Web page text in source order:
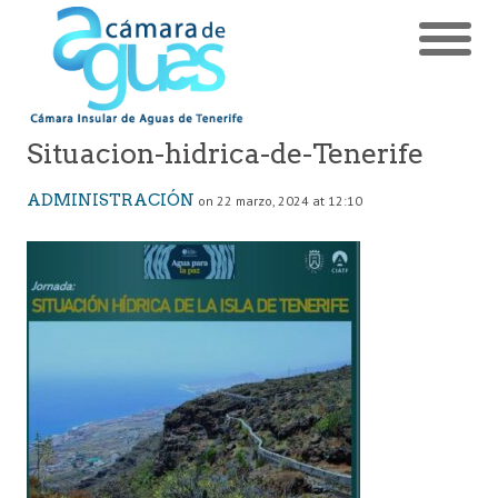
Situacion-hidrica-de-Tenerife
ADMINISTRACIÓN on 22 marzo, 2024 at 12:10